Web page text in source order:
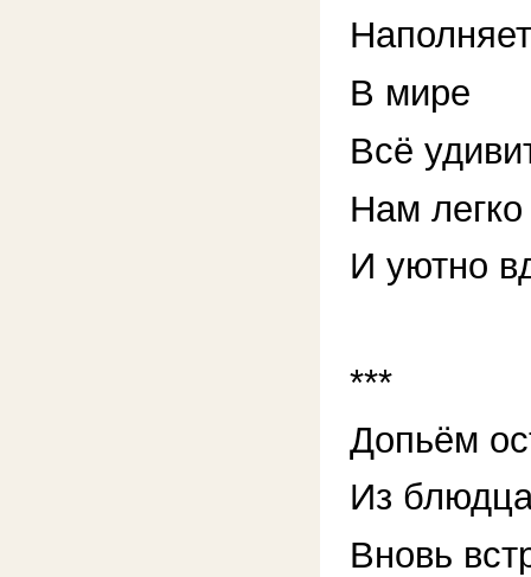
В мире
Всё
Нам легко
И уютно
***
Допьём
Из
Вновь